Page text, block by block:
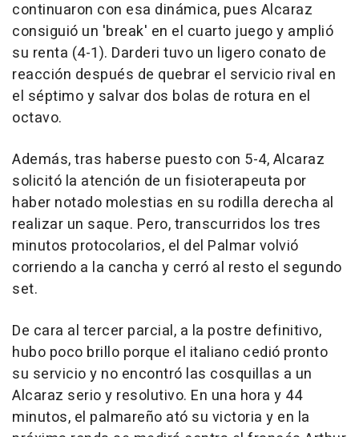
continuaron con esa dinámica, pues Alcaraz
consiguió un 'break' en el cuarto juego y amplió
su renta (4-1). Darderi tuvo un ligero conato de
reacción después de quebrar el servicio rival en
el séptimo y salvar dos bolas de rotura en el
octavo.
Además, tras haberse puesto con 5-4, Alcaraz
solicitó la atención de un fisioterapeuta por
haber notado molestias en su rodilla derecha al
realizar un saque. Pero, transcurridos los tres
minutos protocolarios, el del Palmar volvió
corriendo a la cancha y cerró al resto el segundo
set.
De cara al tercer parcial, a la postre definitivo,
hubo poco brillo porque el italiano cedió pronto
su servicio y no encontró las cosquillas a un
Alcaraz serio y resolutivo. En una hora y 44
minutos, el palmareño ató su victoria y en la